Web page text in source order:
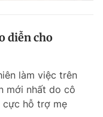
diễn cho
làm việc trên
mới nhất do cô
cực hỗ trợ mẹ